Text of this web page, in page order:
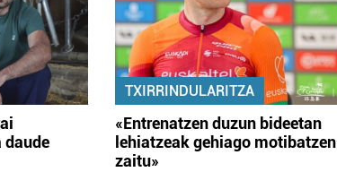
daude
TXIRRINDULARITZA
«Entrenatzen duzun bideetan
lehiatzeak gehiago motibatzen
zaitu»